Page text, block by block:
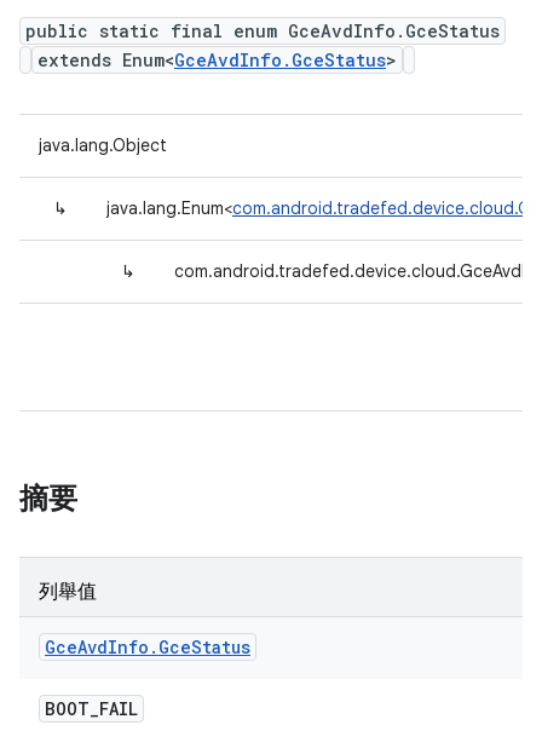
public static final enum GceAvdInfo.GceStatus
extends Enum<GceAvdInfo.GceStatus>
java.lang.Object
↳ java.lang.Enum<
↳
摘要
列舉值
GceAvdInfo . GceStatus
BOOT_FAIL